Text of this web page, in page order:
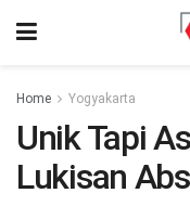
Home Yogyakarta
Unik Tapi
Lukisan